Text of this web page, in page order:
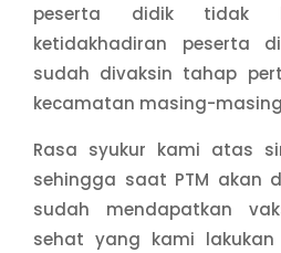
peserta didik tidak
ketidakhadiran peserta
sudah divaksin tahap
kecamatan masing-
Rasa syukur kami atas
sehingga saat PTM akan
sudah mendapatkan
sehat yang kami